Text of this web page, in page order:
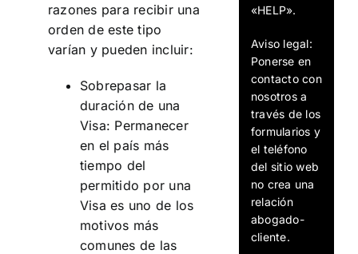
razones para recibir una
orden de este tipo
varían y pueden incluir:
Sobrepasar la
duración de una
Visa: Permanecer
en el país más
tiempo del
permitido por una
Visa es uno de los
motivos más
comunes de las
«HELP».
Aviso legal:
Ponerse en
contacto con
nosotros a
través de los
formularios y
el teléfono
del sitio web
no crea una
relación
abogado-
cliente.